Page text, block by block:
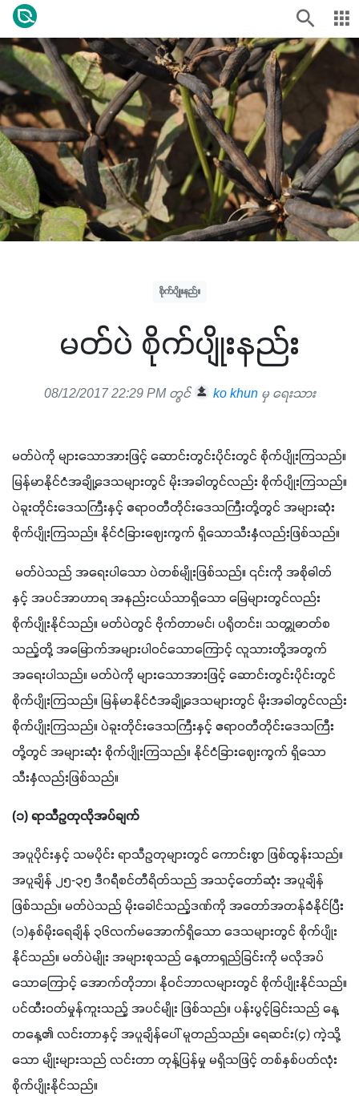
စိုက်ပျိုးနည်း
မတ်ပဲ စိုက်ပျိုးနည်း
08/12/2017 22:29 PM တွင် ko khunမှ ရေးသား
မတ်ပဲကို များသောအားဖြင့် ဆောင်းတွင်းပိုင်းတွင် စိုက်ပျိုးကြသည်။
မြန်မာနိုင်ငံအချို့ဒေသများတွင် မိုးအခါတွင်လည်း စိုက်ပျိုးကြသည်။
ပဲခူးတိုင်းဒေသကြီးနှင့် ဧရာဝတီတိုင်းဒေသကြီးတို့တွင် အများဆုံး
စိုက်ပျိုးကြသည်။ နိုင်ငံခြားဈေးကွက် ရှိသောသီးနှံလည်းဖြစ်သည်။
မတ်ပဲသည် အရေးပါသော ပဲတစ်မျိုးဖြစ်သည်။ ၎င်းကို အစိုဓါတ်
နှင့် အပင်အာဟာရ အနည်းငယ်သာရှိသော မြေများတွင်လည်း
စိုက်ပျိုးနိုင်သည်။ မတ်ပဲတွင် ဗိုက်တာမင်၊ ပရိုတင်း၊ သတ္တုဓာတ်စ
သည့်တို့ အမြောက်အများပါဝင်သောကြောင့် လူသားတို့အတွက်
အရေးပါသည်။ မတ်ပဲကို များသောအားဖြင့် ဆောင်းတွင်းပိုင်းတွင်
စိုက်ပျိုးကြသည်။ မြန်မာနိုင်ငံအချို့ဒေသများတွင် မိုးအခါတွင်လည်း
စိုက်ပျိုးကြသည်။ ပဲခူးတိုင်းဒေသကြီးနှင့် ဧရာဝတီတိုင်းဒေသကြီး
တို့တွင် အများဆုံး စိုက်ပျိုးကြသည်။ နိုင်ငံခြားဈေးကွက် ရှိသော
သီးနှံလည်းဖြစ်သည်။
(၁) ရာသီဥတုလိုအပ်ချက်
အပူပိုင်းနှင့် သမပိုင်း ရာသီဥတုများတွင် ကောင်းစွာ ဖြစ်ထွန်းသည်။
အပူချိန် ၂၅-၃၅ ဒီဂရီစင်တီရိတ်သည် အသင့်တော်ဆုံး အပူချိန်
ဖြစ်သည်။ မတ်ပဲသည် မိုးခေါင်သည့်ဒဏ်ကို အတော်အတန်ခံနိုင်ပြီး
(၁)နှစ်မိုးရေချိန် ၃၆လက်မအောက်ရှိသော ဒေသများတွင် စိုက်ပျိုး
နိုင်သည်။ မတ်ပဲမျိုး အများစုသည် နေ့တာရှည်ခြင်းကို မလိုအပ်
သောကြောင့် အောက်တိုဘာ၊ နိုဝင်ဘာလများတွင် စိုက်ပျိုးနိုင်သည်။
ပင်ထီးဝတ်မှုန်ကူးသည့် အပင်မျိုး ဖြစ်သည်။ ပန်းပွင့်ခြင်းသည် နေ့
တနေ့၏ လင်းတာနှင့် အပူချိန်ပေါ် မူတည်သည်။ ရေဆင်း(၄) ကဲ့သို့
သော မျိုးများသည် လင်းတာ တုန့်ပြန်မှု မရှိသဖြင့် တစ်နှစ်ပတ်လုံး
စိုက်ပျိုးနိုင်သည်။